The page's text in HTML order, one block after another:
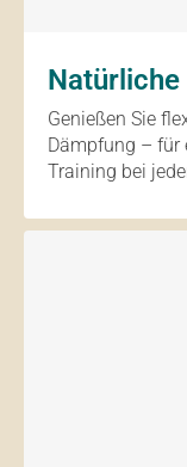
Natürliche
Genießen Sie
Dämpfung – für
Training bei